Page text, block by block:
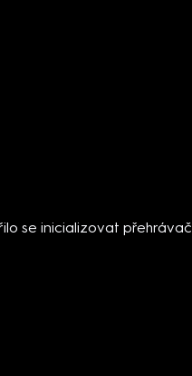
se inicializovat přehrávač